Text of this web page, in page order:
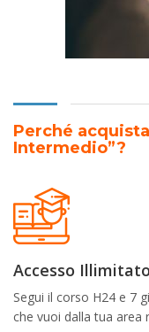
Perché
Intermedio”?
Accesso Illimitato
Segui il corso H24 e 7
che vuoi dalla tua area